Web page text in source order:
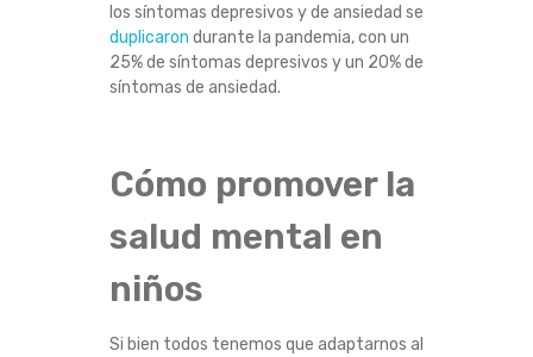
los síntomas depresivos y de ansiedad se
duplicaron durante la pandemia, con un
25% de síntomas depresivos y un 20% de
síntomas de ansiedad.
Cómo promover la
salud mental en
niños
Si bien todos tenemos que adaptarnos al